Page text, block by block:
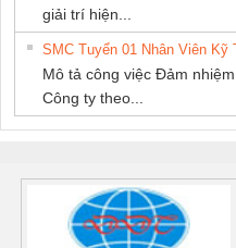
giải trí hiện...
SMC Tuyển 01 Nhân Viên Kỹ
Mô tả công việc Đảm
Công ty theo...